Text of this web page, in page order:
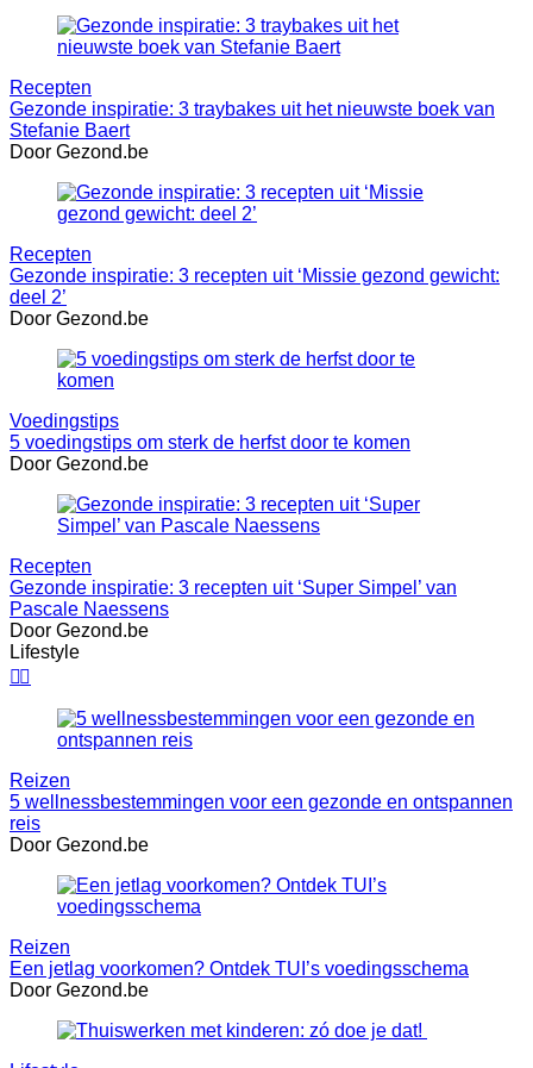
Recepten
Gezonde inspiratie: 3 traybakes uit het nieuwste boek van
Stefanie Baert
Door Gezond.be
Recepten
Gezonde inspiratie: 3 recepten uit ‘Missie gezond gewicht:
deel 2’
Door Gezond.be
Voedingstips
5 voedingstips om sterk de herfst door te komen
Door Gezond.be
Recepten
Gezonde inspiratie: 3 recepten uit ‘Super Simpel’ van
Pascale Naessens
Door Gezond.be
Lifestyle

Reizen
5 wellnessbestemmingen voor een gezonde en ontspannen
reis
Door Gezond.be
Reizen
Een jetlag voorkomen? Ontdek TUI’s voedingsschema
Door Gezond.be